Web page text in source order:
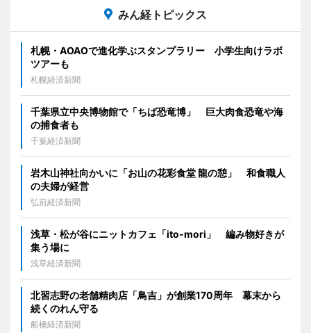
みん経トピックス
札幌・AOAOで進化学ぶスタンプラリー 小学生向けラボ
ツアーも
札幌経済新聞
千葉県立中央博物館で「ちば恐竜博」 巨大肉食恐竜や海
の捕食者も
千葉経済新聞
岩木山神社向かいに「お山の花彩食堂 龍の憩」 和食職人
の夫婦が経営
弘前経済新聞
浅草・松が谷にニットカフェ「ito-mori」 編み物好きが
集う場に
浅草経済新聞
北習志野の老舗精肉店「鳥吉」が創業170周年 幕末から
続くのれん守る
船橋経済新聞